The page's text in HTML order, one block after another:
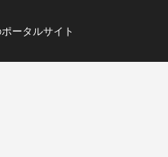
ポータルサイト